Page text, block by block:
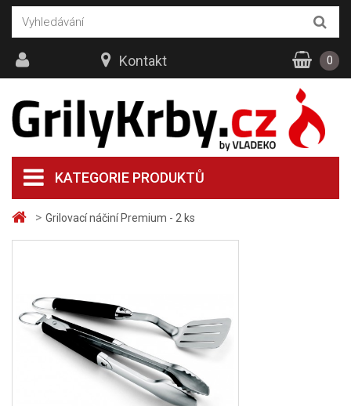
> Grilovací náčiní Premium - 2 ks
KATEGORIE PRODUKTŮ
Kontakt 0